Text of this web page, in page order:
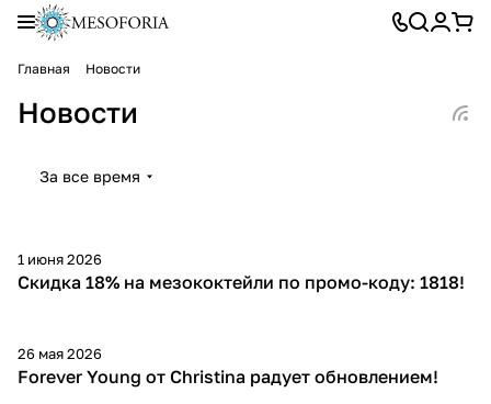
Главная Новости
Новости
За все время
1 июня 2026
Скидка 18% на мезококтейли по промо-коду: 1818!
26 мая 2026
Forever Young от Christina радует обновлением!